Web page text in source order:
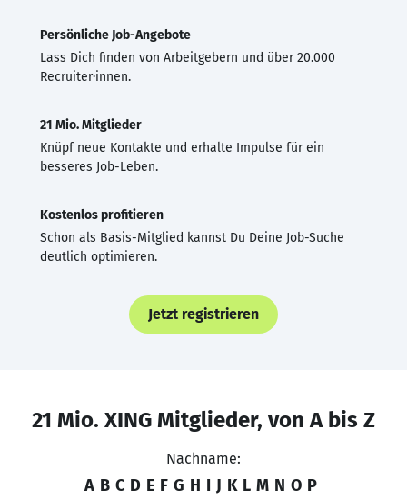
Persönliche Job-Angebote
Lass Dich finden von Arbeitgebern und über 20.000
Recruiter·innen.
21 Mio. Mitglieder
Knüpf neue Kontakte und erhalte Impulse für ein
besseres Job-Leben.
Kostenlos profitieren
Schon als Basis-Mitglied kannst Du Deine Job-Suche
deutlich optimieren.
Jetzt registrieren
21 Mio. XING Mitglieder, von A bis Z
Nachname:
A B C D E F G H I J K L M N O P